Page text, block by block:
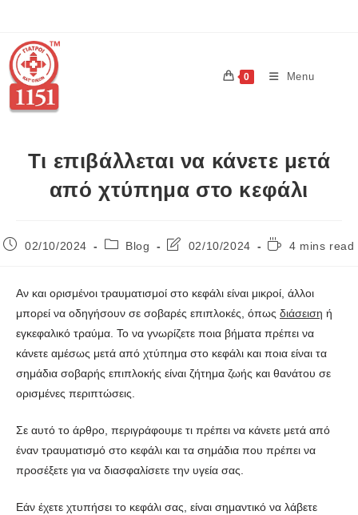
0 Menu
Τι επιβάλλεται να κάνετε μετά
από χτύπημα στο κεφάλι
02/10/2024 Blog 02/10/2024 4 mins read
Αν και ορισμένοι τραυματισμοί στο κεφάλι είναι μικροί, άλλοι
μπορεί να οδηγήσουν σε σοβαρές επιπλοκές, όπως διάσειση ή
εγκεφαλικό τραύμα. Το να γνωρίζετε ποια βήματα πρέπει να
κάνετε αμέσως μετά από χτύπημα στο κεφάλι και ποια είναι τα
σημάδια σοβαρής επιπλοκής είναι ζήτημα ζωής και θανάτου σε
ορισμένες περιπτώσεις.
Σε αυτό το άρθρο, περιγράφουμε τι πρέπει να κάνετε μετά από
έναν τραυματισμό στο κεφάλι και τα σημάδια που πρέπει να
προσέξετε για να διασφαλίσετε την υγεία σας.
Εάν έχετε χτυπήσει το κεφάλι σας, είναι σημαντικό να λάβετε